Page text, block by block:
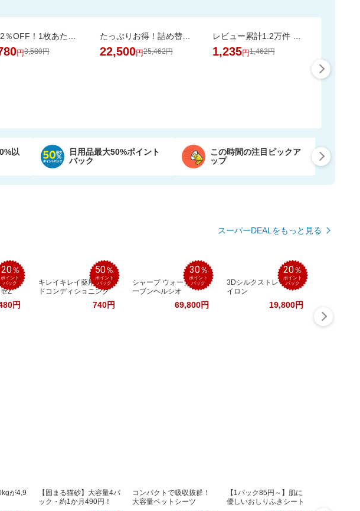
円3,580円
たっぷりお得！詰め替え用ペレッティー10L 超大容量BOX ペット消臭スプレーおまけ付き
22,500円25,462円 1,235円1,462円
以
日用品最大50%ポイント
バック
この時間の注目ピックア
ップ
スーパーDEALをもっと見る
20％
ポイント
バック
肝
Z
円
50％
ポイント
バック
キレイキレイ薬用ハン
ドコンディショニング
740円
30％
ポイント
バック
シャープ ウォーターオ
ーブンヘルシオ
69,800円
20％
ポイント
バック
3Dシルクストレートア
イロン
19,800円
が4,9
【固まる猫砂】大容量4パ
ック・約1か月490円！
コンパクトで吸収抜群！
大容量ペットシーツ
【1パック85円～】肌に
優しいおしりふきシート